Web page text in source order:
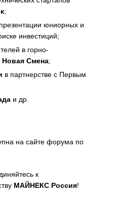
;
юниорных и
инвестиций;
в горно-
Новая Смена;
в партнерстве с Первым
и др.
на сайте форума по
к
МАЙНЕКС Россия!